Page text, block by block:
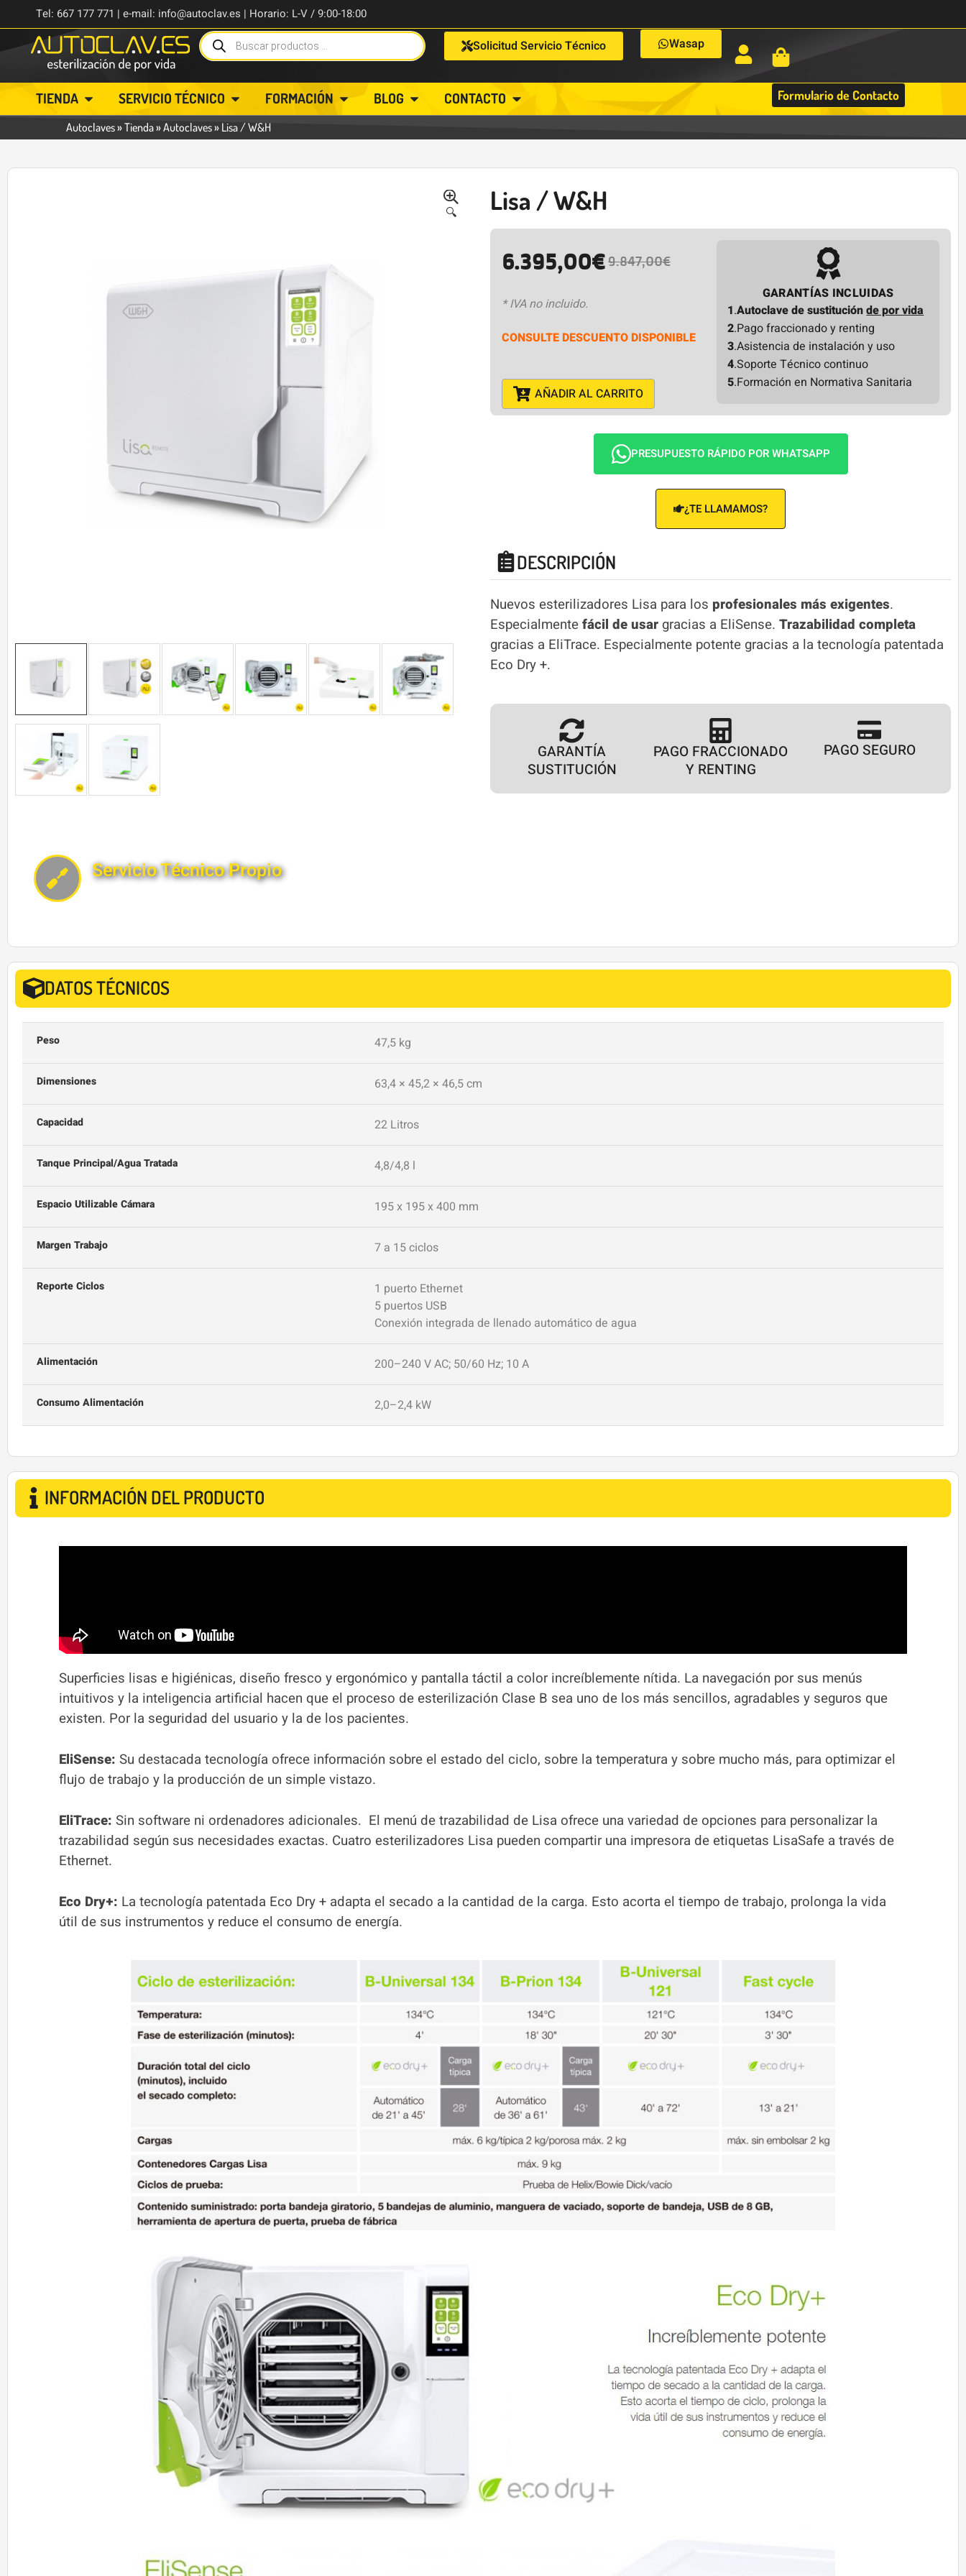
Tel: 667 177 771 | e-mail: info@autoclav.es | Horario: L-V / 9:00-18:00
Solicitud Servicio Técnico Wasap
TIENDA SERVICIO TÉCNICO FORMACIÓN BLOG CONTACTO Formulario de Contacto
Autoclaves»Tienda»Autoclaves» Lisa / W&H
🔍
Servicio Técnico Propio
Lisa / W&H
9.847,00€
6.395,00€
* IVA no incluido.
CONSULTE DESCUENTO DISPONIBLE
AÑADIR AL CARRITO
GARANTÍAS INCLUIDAS
1.Autoclave de sustituciónde por vida
2.Pago fraccionado y renting
3.Asistencia de instalación y uso
4.Soporte Técnico continuo
5.Formación en Normativa Sanitaria
PRESUPUESTO RÁPIDO POR WHATSAPP
¿TE LLAMAMOS?
DESCRIPCIÓN
Nuevos esterilizadores Lisa para los profesionales más exigentes.
Especialmentefácil de usar gracias a EliSense. Trazabilidad completa
gracias a EliTrace. Especialmente potente gracias a la tecnología patentada
Eco Dry +.
GARANTÍA
SUSTITUCIÓN
PAGO FRACCIONADO
Y RENTING
PAGO SEGURO
DATOS TÉCNICOS
Peso 47,5 kg
Dimensiones 63,4 × 45,2 × 46,5 cm
Capacidad 22 Litros
Tanque Principal/Agua Tratada 4,8/4,8 l
Espacio Utilizable Cámara 195 x 195 x 400 mm
Margen Trabajo 7 a 15 ciclos
Reporte Ciclos
1 puerto Ethernet
5 puertos USB
Conexión integrada de llenado automático de agua
Alimentación 200–240 V AC; 50/60 Hz; 10 A
Consumo Alimentación 2,0–2,4 kW
INFORMACIÓN DEL PRODUCTO
Superficies lisas e higiénicas, diseño fresco y ergonómico y pantalla táctil a color increíblemente nítida. La navegación por sus menús
intuitivos y la inteligencia artificial hacen que el proceso de esterilización Clase B sea uno de los más sencillos, agradables y seguros que
existen. Por la seguridad del usuario y la de los pacientes.
EliSense: Su destacada tecnología ofrece información sobre el estado del ciclo, sobre la temperatura y sobre mucho más, para optimizar el
flujo de trabajo y la producción de un simple vistazo.
EliTrace: Sin software ni ordenadores adicionales. El menú de trazabilidad de Lisa ofrece una variedad de opciones para personalizar la
trazabilidad según sus necesidades exactas. Cuatro esterilizadores Lisa pueden compartir una impresora de etiquetas LisaSafe a través de
Ethernet.
Eco Dry+: La tecnología patentada Eco Dry + adapta el secado a la cantidad de la carga. Esto acorta el tiempo de trabajo, prolonga la vida
útil de sus instrumentos y reduce el consumo de energía.